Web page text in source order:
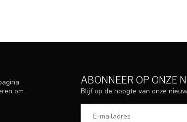
om
ABONNEER OP ONZE
Blijf op de hoogte van onze